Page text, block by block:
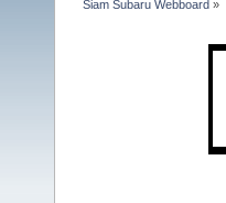
Siam Subaru Webboard »